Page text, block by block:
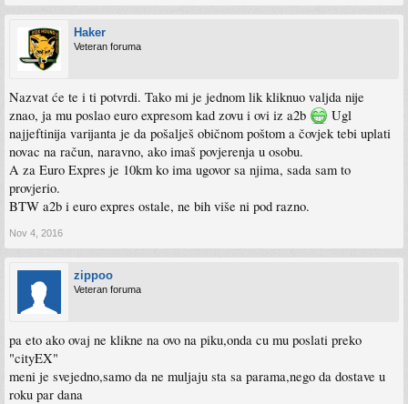
Haker
Veteran foruma
Nazvat će te i ti potvrdi. Tako mi je jednom lik kliknuo valjda nije
znao, ja mu poslao euro expresom kad zovu i ovi iz a2b
Ugl
najjeftinija varijanta je da pošalješ običnom poštom a čovjek tebi uplati
novac na račun, naravno, ako imaš povjerenja u osobu.
A za Euro Expres je 10km ko ima ugovor sa njima, sada sam to
provjerio.
BTW a2b i euro expres ostale, ne bih više ni pod razno.
Nov 4, 2016
zippoo
Veteran foruma
pa eto ako ovaj ne klikne na ovo na piku,onda cu mu poslati preko
"cityEX"
meni je svejedno,samo da ne muljaju sta sa parama,nego da dostave u
roku par dana